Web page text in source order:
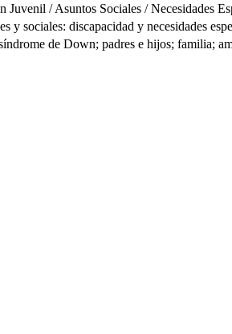
/ Asuntos Sociales / Necesidades
y sociales: discapacidad y necesidades
de Down; padres e hijos; familia;